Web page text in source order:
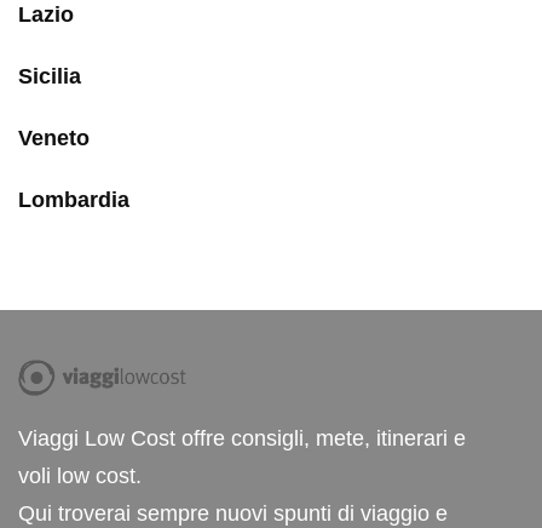
Lazio
Sicilia
Veneto
Lombardia
Viaggi Low Cost offre consigli, mete, itinerari e
voli low cost.
Qui troverai sempre nuovi spunti di viaggio e